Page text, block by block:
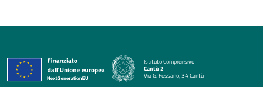
Istituto Comprensivo
Cantù 2
Via G. Fossano, 34 Cantù
— Visita la pagina iniziale della scuola